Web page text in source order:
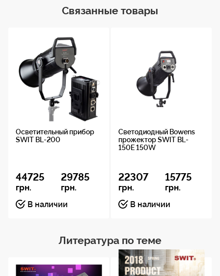
Связанные товары
Осветительный прибор
SWIT BL-200
44725
грн.
29785
грн.
В наличии
Светодиодный Bowens
прожектор SWIT BL-
150E 150W
22307
грн.
15775
грн.
В наличии
Литература по теме